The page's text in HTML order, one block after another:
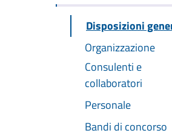
Disposizioni
Organizzazione
Consulenti e
collaboratori
Personale
Bandi di concorso